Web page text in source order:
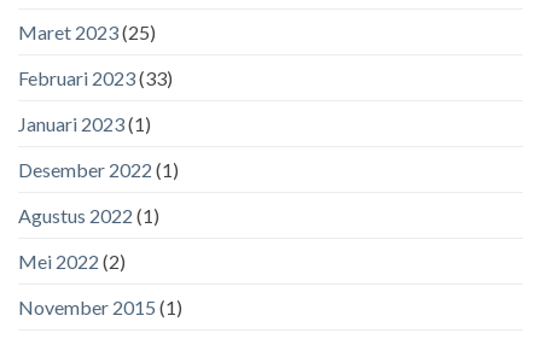
Maret 2023(25)
Februari 2023(33)
Januari 2023(1)
Desember 2022 (1)
Agustus 2022 (1)
Mei 2022 (2)
November 2015 (1)